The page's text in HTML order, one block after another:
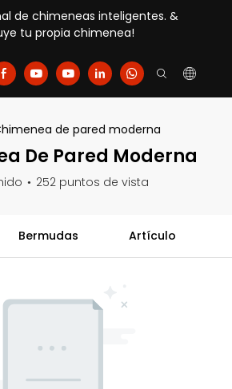
de chimeneas inteligentes. &
tu propia chimenea!
de pared moderna
De Pared Moderna
252 puntos de vista
Bermudas Artículo